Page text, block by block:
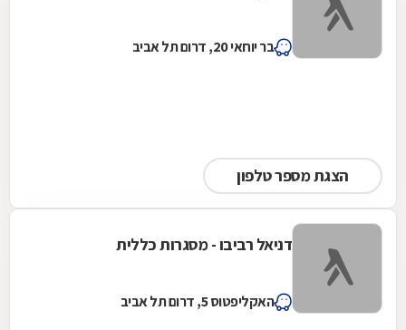
בר יוחאי 20, דרום תל אביב
הצגת מספר טלפון
דניאל רביבו - מסגרות כללית
האקליפטוס 5, דרום תל אביב